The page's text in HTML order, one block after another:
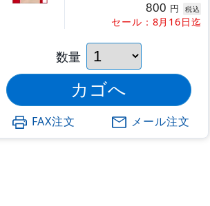
800 円 税込
セール：8月16日迄
数量
FAX注文 メール注文